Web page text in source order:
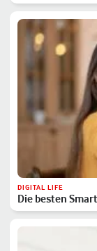
DIGITAL LIFE
Die besten